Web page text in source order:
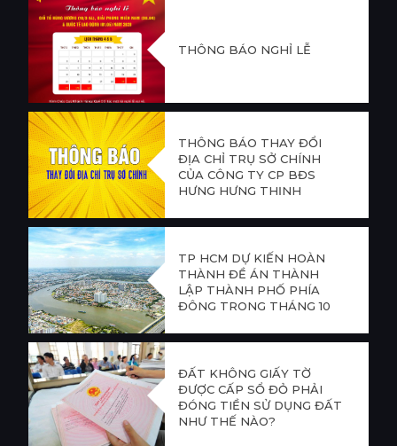
THÔNG BÁO NGHỈ LỄ
THÔNG BÁO THAY ĐỔI
ĐỊA CHỈ TRỤ SỞ CHÍNH
CỦA CÔNG TY CP BĐS
HƯNG HƯNG THỊNH
TP HCM DỰ KIẾN HOÀN
THÀNH ĐỀ ÁN THÀNH
LẬP THÀNH PHỐ PHÍA
ĐÔNG TRONG THÁNG 10
ĐẤT KHÔNG GIẤY TỜ
ĐƯỢC CẤP SỔ ĐỎ PHẢI
ĐÓNG TIỀN SỬ DỤNG ĐẤT
NHƯ THẾ NÀO?